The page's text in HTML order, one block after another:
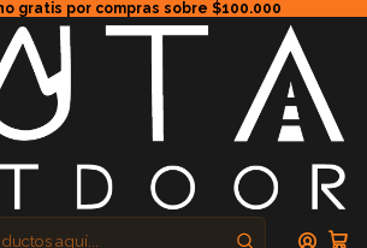
gratis por compras sobre $100.000